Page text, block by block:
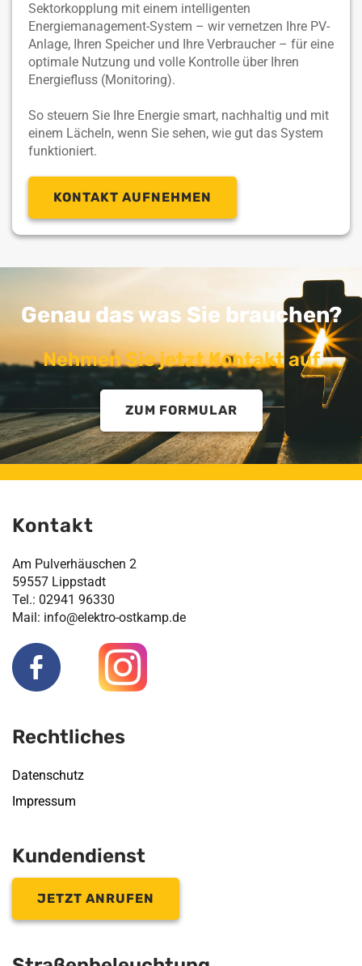
Sektorkopplung mit einem intelligenten
Energiemanagement-System – wir vernetzen Ihre PV-
Anlage, Ihren Speicher und Ihre Verbraucher – für eine
optimale Nutzung und volle Kontrolle über Ihren
Energiefluss (Monitoring).
So steuern Sie Ihre Energie smart, nachhaltig und mit
einem Lächeln, wenn Sie sehen, wie gut das System
funktioniert.
KONTAKT AUFNEHMEN
Genau das was Sie brauchen?
Nehmen Sie jetzt Kontakt auf
ZUM FORMULAR
Kontakt
Am Pulverhäuschen 2
59557 Lippstadt
Tel.: 02941 96330
Mail: info@elektro-ostkamp.de
Rechtliches
Datenschutz
Impressum
Kundendienst
JETZT ANRUFEN